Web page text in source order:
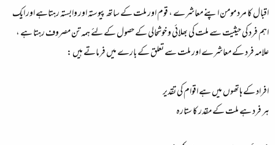
اقبال کا مرد مومن اپنے معاشرے ، قوم اور ملت کے ساتھ پیوستہ اور وابستہ رہتاہے اور ایک
اہم فرد کی حیثیت سے ملت کی بھلائی و خوشحالی کے حصول کے لئے ہمہ تن مصروف رہتا ہے ،
علامہ فرد کے معاشرے اور ملت سے تعلق کے بارے میں فرماتے ہیں :
افراد کے ہاتھوں میں ہے اقوام کی تقدیر
ہر فرد ہے ملت کے مقدر کا ستارہ